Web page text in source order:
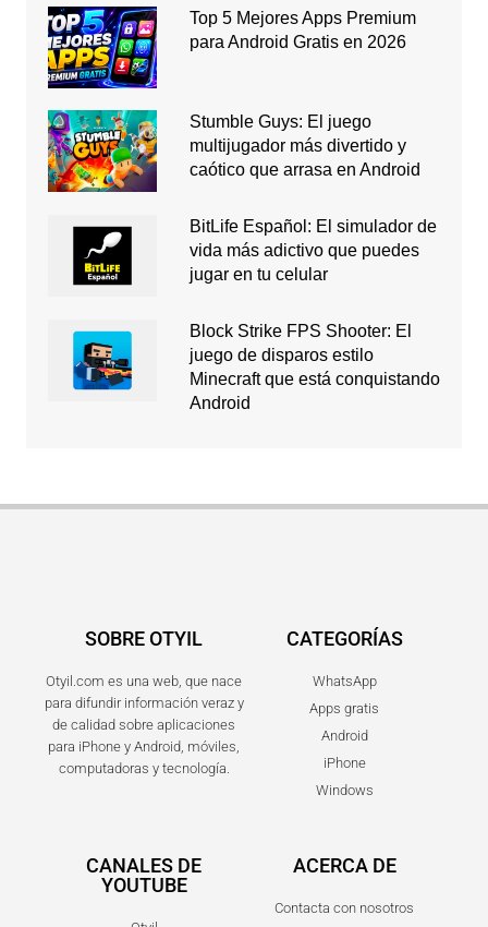
Top 5 Mejores Apps Premium
para Android Gratis en 2026
Stumble Guys: El juego
multijugador más divertido y
caótico que arrasa en Android
BitLife Español: El simulador de
vida más adictivo que puedes
jugar en tu celular
Block Strike FPS Shooter: El
juego de disparos estilo
Minecraft que está conquistando
Android
SOBRE OTYIL
Otyil.com es una web, que nace
para difundir información veraz y
de calidad sobre aplicaciones
para iPhone y Android, móviles,
computadoras y tecnología.
CATEGORÍAS
WhatsApp
Apps gratis
Android
iPhone
Windows
CANALES DE
YOUTUBE
ACERCA DE
Contacta con nosotros